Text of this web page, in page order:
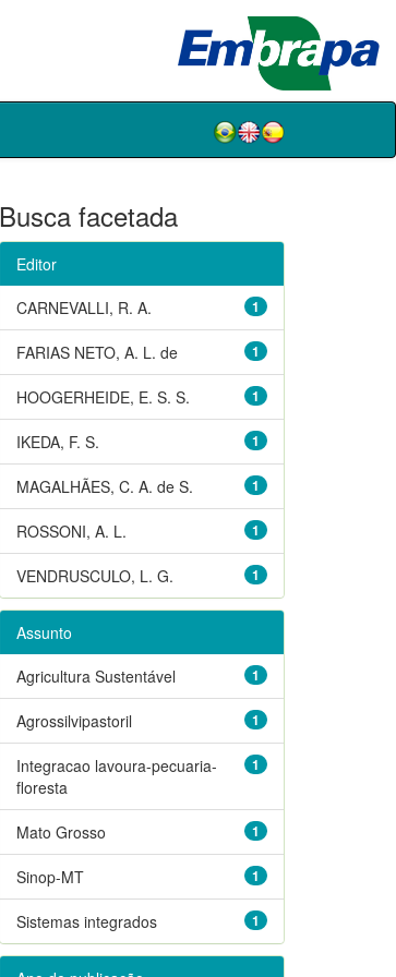
Busca facetada
Editor
1
CARNEVALLI, R. A.
1
FARIAS NETO, A. L. de
1
HOOGERHEIDE, E. S. S.
1
IKEDA, F. S.
1
MAGALHÃES, C. A. de S.
1
ROSSONI, A. L.
1
VENDRUSCULO, L. G.
Assunto
1
Agricultura Sustentável
1
Agrossilvipastoril
1
Integracao lavoura-pecuaria-
floresta
1
Mato Grosso
1
Sinop-MT
1
Sistemas integrados